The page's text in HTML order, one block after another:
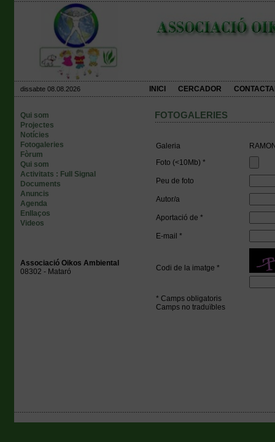
dissabte 08.08.2026 INICI CERCADOR
Qui som
Projectes
Notícies
Fotogaleries
Fòrum
Qui som
Activitats : Full Signal
Documents
Anuncis
Agenda
Enllaços
Videos
Associació Oikos Ambiental
08302 - Mataró
FOTOGALERIES
Galeria
Foto (<10Mb) *
Peu de foto
Autor/a
Aportació de *
E-mail *
Codi de la imatge *
* Camps obligatoris
Camps no traduïbles